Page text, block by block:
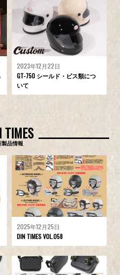
2023年12月22日
GT-750 シールド・ビス類につ
いて
TIMES
製品情報
2025年12月25日
DIN TIMES VOL.058